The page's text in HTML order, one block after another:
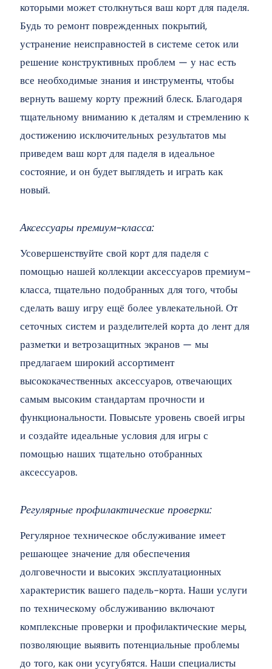
которыми может столкнуться ваш корт для паделя.
Будь то ремонт поврежденных покрытий,
устранение неисправностей в системе сеток или
решение конструктивных проблем — у нас есть
все необходимые знания и инструменты, чтобы
вернуть вашему корту прежний блеск. Благодаря
тщательному вниманию к деталям и стремлению к
достижению исключительных результатов мы
приведем ваш корт для паделя в идеальное
состояние, и он будет выглядеть и играть как
новый.
Аксессуары премиум-класса:
Усовершенствуйте свой корт для паделя с
помощью нашей коллекции аксессуаров премиум-
класса, тщательно подобранных для того, чтобы
сделать вашу игру ещё более увлекательной. От
сеточных систем и разделителей корта до лент для
разметки и ветрозащитных экранов — мы
предлагаем широкий ассортимент
высококачественных аксессуаров, отвечающих
самым высоким стандартам прочности и
функциональности. Повысьте уровень своей игры
и создайте идеальные условия для игры с
помощью наших тщательно отобранных
аксессуаров.
Регулярные профилактические проверки:
Регулярное техническое обслуживание имеет
решающее значение для обеспечения
долговечности и высоких эксплуатационных
характеристик вашего падель-корта. Наши услуги
по техническому обслуживанию включают
комплексные проверки и профилактические меры,
позволяющие выявить потенциальные проблемы
до того, как они усугубятся. Наши специалисты